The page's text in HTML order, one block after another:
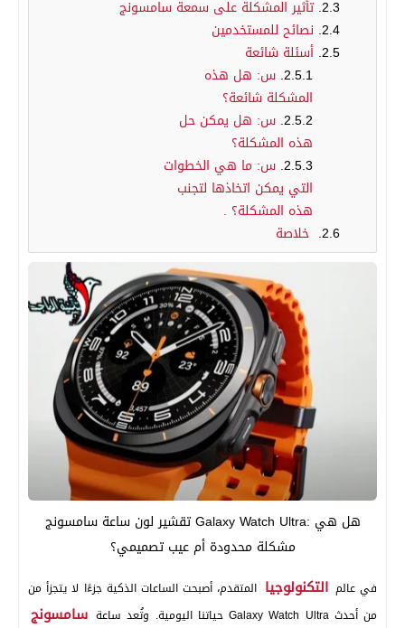
تأثير المشكلة على سمعة سامسونج
نصائح للمستخدمين
أسئلة شائعة
س: هل هذه
المشكلة شائعة؟
س: هل يمكن حل
هذه المشكلة؟
س: ما هي الخطوات
التي يمكن اتخاذها لتجنب
هذه المشكلة؟ .
خلاصة
تقشير لون ساعة سامسونج Galaxy Watch Ultra: هل هي
مشكلة محدودة أم عيب تصميمي؟
في عالم التكنولوجيا المتقدم، أصبحت الساعات الذكية جزءًا لا يتجزأ من
حياتنا اليومية. وتُعد ساعة سامسونج
Galaxy Watch Ultra من أحدث